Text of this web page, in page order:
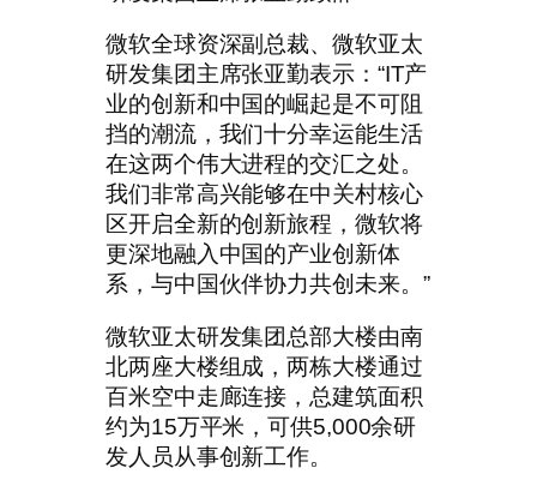
微软全球资深副总裁、微软亚太
研发集团主席张亚勤表示：“IT产
业的创新和中国的崛起是不可阻
挡的潮流，我们十分幸运能生活
在这两个伟大进程的交汇之处。
我们非常高兴能够在中关村核心
区开启全新的创新旅程，微软将
更深地融入中国的产业创新体
系，与中国伙伴协力共创未来。”
微软亚太研发集团总部大楼由南
北两座大楼组成，两栋大楼通过
百米空中走廊连接，总建筑面积
约为15万平米，可供5,000余研
发人员从事创新工作。